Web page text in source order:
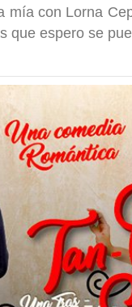
mía con Lorna
que espero se